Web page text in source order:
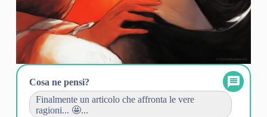
Cosa ne pensi?
Finalmente un articolo che affronta le vere
ragioni... 🤩...